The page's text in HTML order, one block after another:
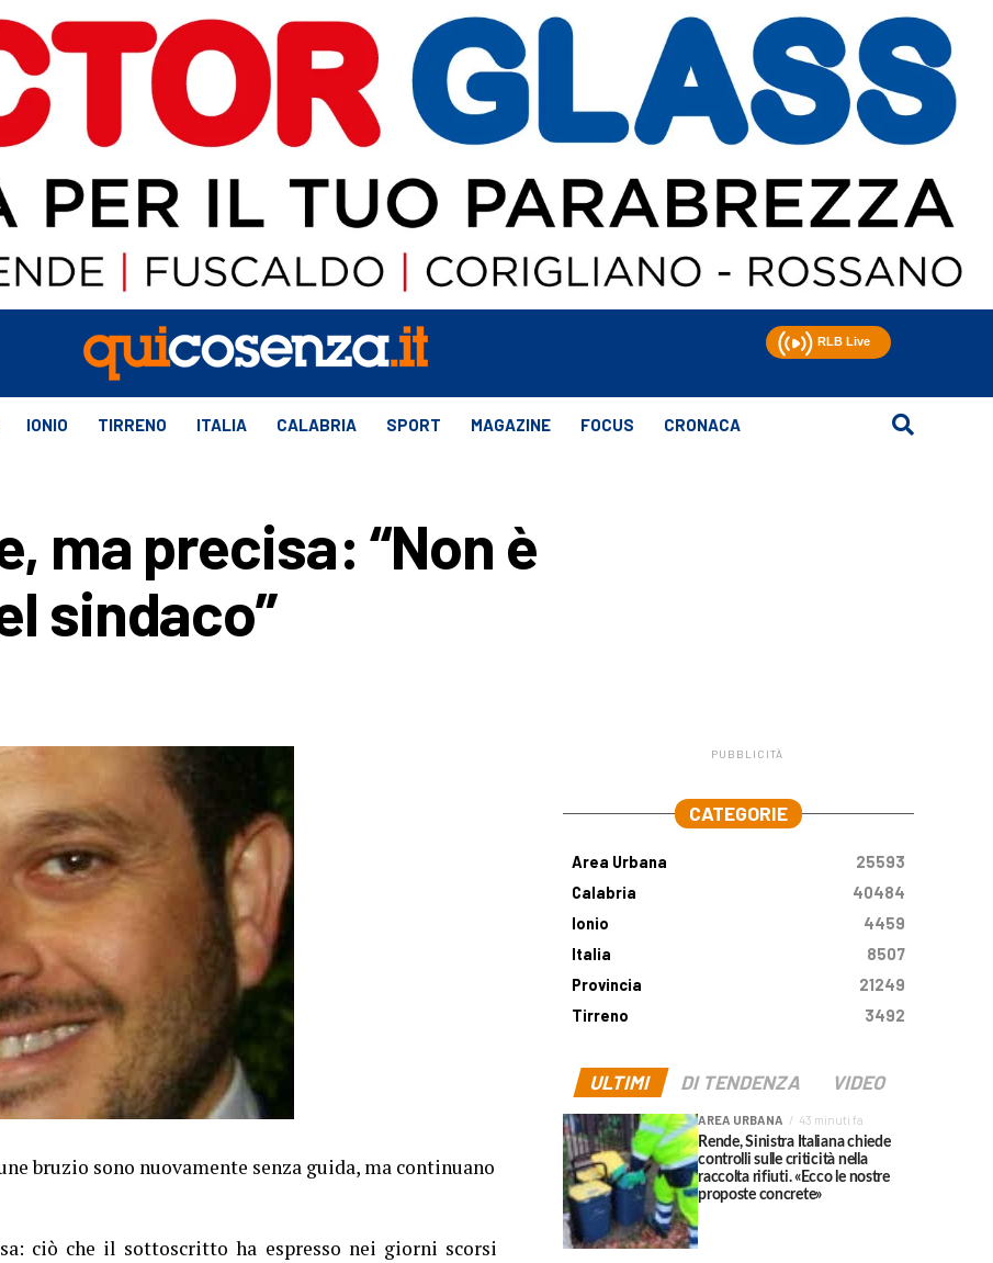
IONIO TIRRENO ITALIA CALABRIA SPORT MAGAZINE FOCUS CRONACA
ma precisa: “Non è
sindaco”
bruzio sono nuovamente senza guida, ma continuano
ciò che il sottoscritto ha espresso nei giorni scorsi
PUBBLICITÀ
CATEGORIE
Area Urbana
25593
Calabria
40484
Ionio
4459
Italia
8507
Provincia
21249
Tirreno
3492
ULTIMI DI TENDENZA VIDEO
AREA URBANA 43 minuti fa
Rende, Sinistra Italiana chiede
controlli sulle criticità nella
raccolta rifiuti. «Ecco le nostre
proposte concrete»